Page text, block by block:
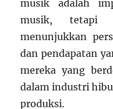
musik adalah
musik, tetapi
menunjukkan
dan pendapatan
mereka yang
dalam industri
produksi.